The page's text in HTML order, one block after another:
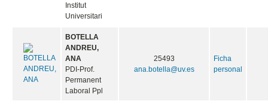
Institut
Universitari
BOTELLA
ANDREU,
ANA
PDI-Prof.
Permanent
Laboral Ppl
25493
ana.botella@uv.es
Ficha
personal